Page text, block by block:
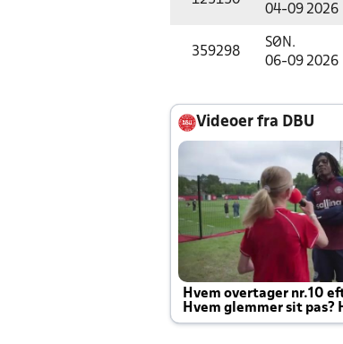
04-09 2026
359298
SØN.
06-09 2026
Videoer fra DBU
Hvem overtager nr.10
Hvem glemmer sit pas?
Joachim altid til efter